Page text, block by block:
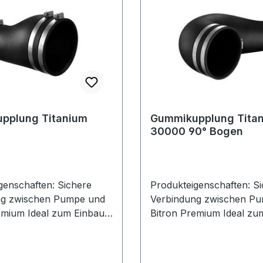
Titanium
Sichere
zwischen Pumpe und
Ideal zum Einbau
Gummikupplung
30000 90° Bogen
Produkteigenschaften:
Verbindung zwischen
Bitron Premium Ideal